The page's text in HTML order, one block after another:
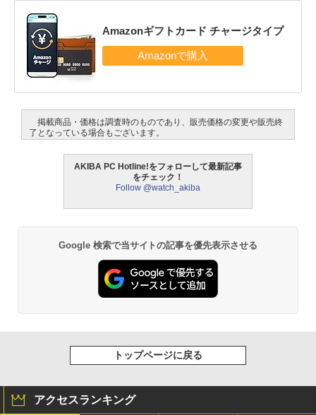
Amazonギフトカード チャージタイプ
掲載商品・価格は調査時のものであり、販売価格の変更や販売終
了となっている場合もございます。
AKIBA PC Hotline!をフォローして最新記事
をチェック！
Follow @watch_akiba
Google 検索で当サイトの記事を優先表示させる
トップページに戻る
アクセスランキング